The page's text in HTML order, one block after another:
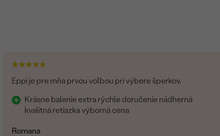
Eppi je pre mňa prvou voľbou pri výbere šperkov.
Krásne balenie extra rýchle doručenie nádherná
kvalitná retiazka výborná cena
Romana